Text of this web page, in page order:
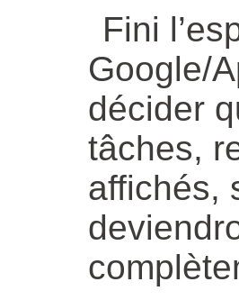
Fini
Google/
décider
tâches,
affichés,